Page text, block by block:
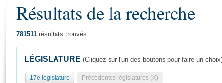
Général
Résultats de la recherche
781511 résultats trouvés
LÉGISLATURE (Cliquez sur l'un des boutons pour faire un choix)
17e législature Précédentes législatures (X)